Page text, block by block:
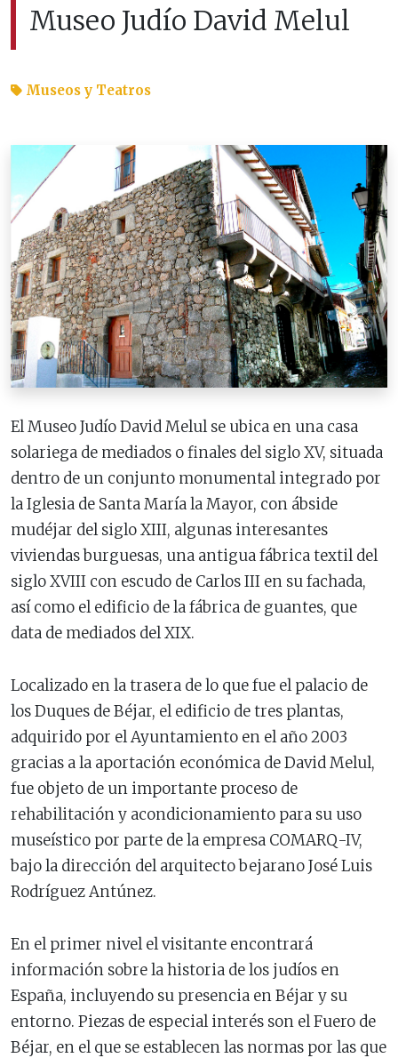
Museo Judío David Melul
Museos y Teatros
El Museo Judío David Melul se ubica en una casa
solariega de mediados o finales del siglo XV, situada
dentro de un conjunto monumental integrado por
la Iglesia de Santa María la Mayor, con ábside
mudéjar del siglo XIII, algunas interesantes
viviendas burguesas, una antigua fábrica textil del
siglo XVIII con escudo de Carlos III en su fachada,
así como el edificio de la fábrica de guantes, que
data de mediados del XIX.
Localizado en la trasera de lo que fue el palacio de
los Duques de Béjar, el edificio de tres plantas,
adquirido por el Ayuntamiento en el año 2003
gracias a la aportación económica de David Melul,
fue objeto de un importante proceso de
rehabilitación y acondicionamiento para su uso
museístico por parte de la empresa COMARQ-IV,
bajo la dirección del arquitecto bejarano José Luis
Rodríguez Antúnez.
En el primer nivel el visitante encontrará
información sobre la historia de los judíos en
España, incluyendo su presencia en Béjar y su
entorno. Piezas de especial interés son el Fuero de
Béjar, en el que se establecen las normas por las que